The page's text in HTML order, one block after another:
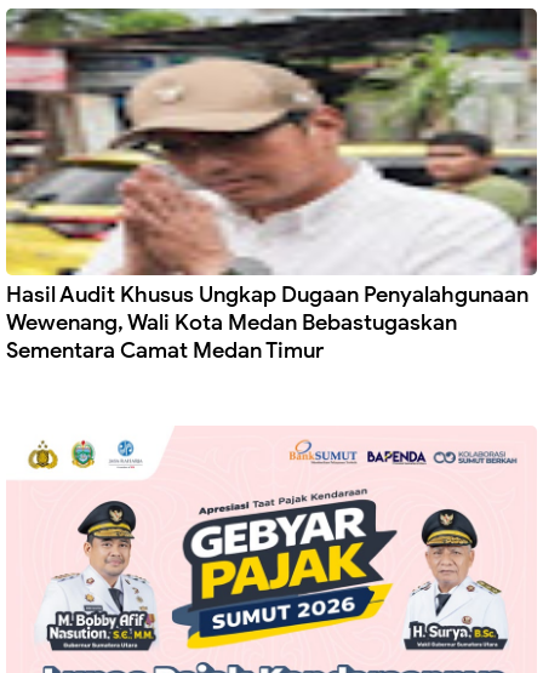
Hasil Audit Khusus Ungkap Dugaan Penyalahgunaan
Wewenang, Wali Kota Medan Bebastugaskan
Sementara Camat Medan Timur